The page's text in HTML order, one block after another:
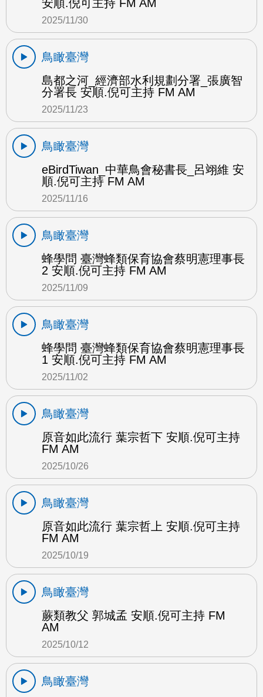
安順.倪可主持 FM AM
2025/11/30
鳥瞰臺灣
島都之河_經濟部水利規劃分署_張廣智
分署長 安順.倪可主持 FM AM
2025/11/23
鳥瞰臺灣
eBirdTiwan_中華鳥會秘書長_呂翊維 安
順.倪可主持 FM AM
2025/11/16
鳥瞰臺灣
蜂學問 臺灣蜂類保育協會蔡明憲理事長
2 安順.倪可主持 FM AM
2025/11/09
鳥瞰臺灣
蜂學問 臺灣蜂類保育協會蔡明憲理事長
1 安順.倪可主持 FM AM
2025/11/02
鳥瞰臺灣
原音如此流行 葉宗哲下 安順.倪可主持
FM AM
2025/10/26
鳥瞰臺灣
原音如此流行 葉宗哲上 安順.倪可主持
FM AM
2025/10/19
鳥瞰臺灣
蕨類教父 郭城孟 安順.倪可主持 FM
AM
2025/10/12
鳥瞰臺灣